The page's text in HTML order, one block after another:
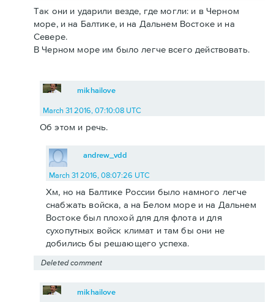
Так они и ударили везде, где могли: и в Черном
море, и на Балтике, и на Дальнем Востоке и на
Севере.
В Черном море им было легче всего действовать.
mikhailove
March 31 2016, 07:10:08 UTC
Об этом и речь.
andrew_vdd
March 31 2016, 08:07:26 UTC
Хм, но на Балтике России было намного легче
снабжать войска, а на Белом море и на Дальнем
Востоке был плохой для для флота и для
сухопутных войск климат и там бы они не
добились бы решающего успеха.
Deleted comment
mikhailove